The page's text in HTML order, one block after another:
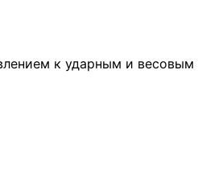
к ударным и весовым